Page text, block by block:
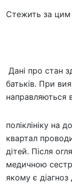
Стежить за
Дані про стан
батьків. При
направляються
поліклініку на
квартал
дітей. Після
медичною
якому є діагноз